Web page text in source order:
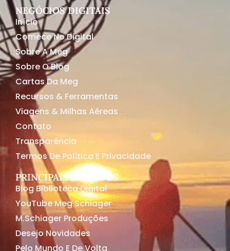
NEGÓCIOS DIGITAIS
Início
Comece No Digital
Sobre A Meg
Sobre O Blog
Cartas Da Meg
Recursos & Ferramentas
Viagens & Milhas Aéreas
Contato
Transparência
Termos De Política E Privacidade
PRINCIPAIS PROJETOS
Blog Biblioteca Digital
YouTube Meg Schiager
M.Schiager Produções
Desejo Novidades
Pelo Mundo E De Volta